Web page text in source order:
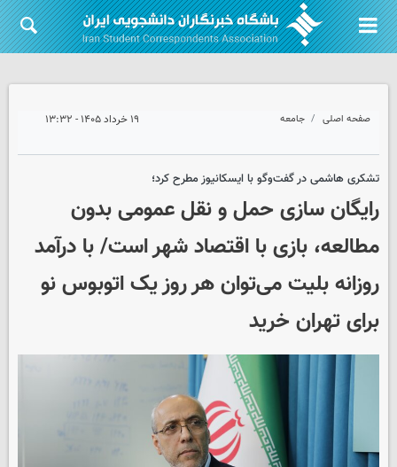
صفحه اصلی جامعه ۱۹ خرداد ۱۴۰۵ - ۱۳:۳۲
تشکری هاشمی در گفت‌وگو با ایسکانیوز مطرح کرد؛
رایگان سازی حمل و نقل عمومی بدون
مطالعه، بازی با اقتصاد شهر است/ با درآمد
روزانه بلیت می‌توان هر روز یک اتوبوس نو
برای تهران خرید